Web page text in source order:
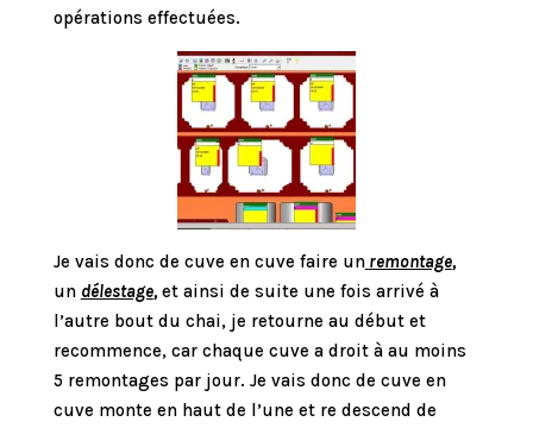
opérations effectuées.
Je vais donc de cuve en cuve faire un remontage,
un délestage,et ainsi de suite une fois arrivé à
l’autre bout du chai, je retourne au début et
recommence, car chaque cuve a droit à au moins
5 remontages par jour. Je vais donc de cuve en
cuve monte en haut de l’une et re descend de